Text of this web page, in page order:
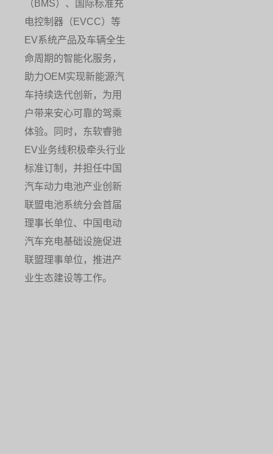
（BMS）、国际标准充
电控制器（EVCC）等
EV系统产品及车辆全生
命周期的智能化服务，
助力OEM实现新能源汽
车持续迭代创新，为用
户带来安心可靠的驾乘
体验。同时，东软睿驰
EV业务线积极牵头行业
标准订制，并担任中国
汽车动力电池产业创新
联盟电池系统分会首届
理事长单位、中国电动
汽车充电基础设施促进
联盟理事单位，推进产
业生态建设等工作。